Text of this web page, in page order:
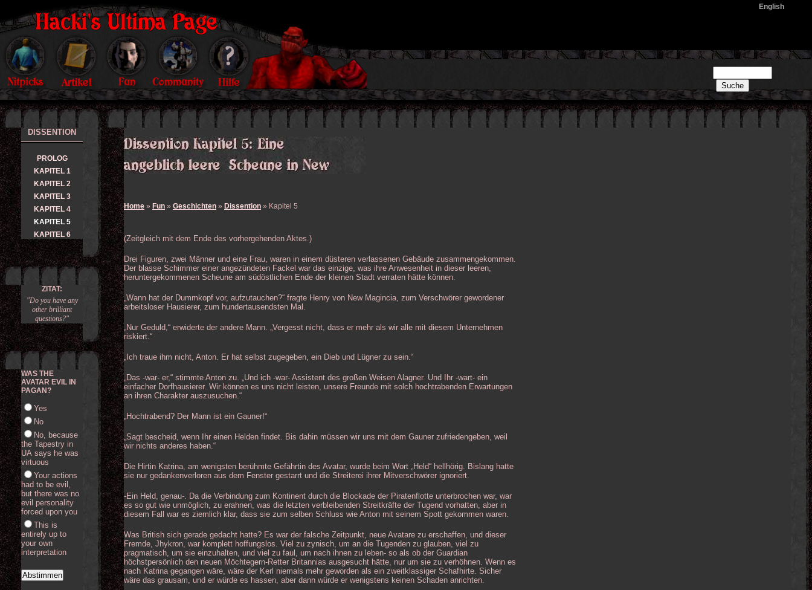
English
Home » Fun » Geschichten » Dissention » Kapitel 5
(Zeitgleich mit dem Ende des vorhergehenden Aktes.)
Drei Figuren, zwei Männer und eine Frau, waren in einem düsteren verlassenen Gebäude zusammengekommen.
Der blasse Schimmer einer angezündeten Fackel war das einzige, was ihre Anwesenheit in dieser leeren,
heruntergekommenen Scheune am südöstlichen Ende der kleinen Stadt verraten hätte können.
„Wann hat der Dummkopf vor, aufzutauchen?“ fragte Henry von New Magincia, zum Verschwörer gewordener
arbeitsloser Hausierer, zum hundertausendsten Mal.
„Nur Geduld,“ erwiderte der andere Mann. „Vergesst nicht, dass er mehr als wir alle mit diesem Unternehmen
riskiert.“
„Ich traue ihm nicht, Anton. Er hat selbst zugegeben, ein Dieb und Lügner zu sein.“
„Das -war- er,“ stimmte Anton zu. „Und ich -war- Assistent des großen Weisen Alagner. Und Ihr -wart- ein
einfacher Dorfhausierer. Wir können es uns nicht leisten, unsere Freunde mit solch hochtrabenden Erwartungen
an ihren Charakter auszusuchen.“
„Hochtrabend? Der Mann ist ein Gauner!“
„Sagt bescheid, wenn Ihr einen Helden findet. Bis dahin müssen wir uns mit dem Gauner zufriedengeben, weil
wir nichts anderes haben.“
Die Hirtin Katrina, am wenigsten berühmte Gefährtin des Avatar, wurde beim Wort „Held“ hellhörig. Bislang hatte
sie nur gedankenverloren aus dem Fenster gestarrt und die Streiterei ihrer Mitverschwörer ignoriert.
-Ein Held, genau-. Da die Verbindung zum Kontinent durch die Blockade der Piratenflotte unterbrochen war, war
es so gut wie unmöglich, zu erahnen, was die letzten verbleibenden Streitkräfte der Tugend vorhatten, aber in
diesem Fall war es ziemlich klar, dass sie zum selben Schluss wie Anton mit seinem Spott gekommen waren.
Was British sich gerade gedacht hatte? Es war der falsche Zeitpunkt, neue Avatare zu erschaffen, und dieser
Fremde, Jhykron, war komplett hoffungslos. Viel zu zynisch, um an die Tugenden zu glauben, viel zu
pragmatisch, um sie einzuhalten, und viel zu faul, um nach ihnen zu leben- so als ob der Guardian
höchstpersönlich den neuen Möchtegern-Retter Britannias ausgesucht hätte, nur um sie zu verhöhnen. Wenn es
nach Katrina gegangen wäre, wäre der Kerl niemals mehr geworden als ein zweitklassiger Schafhirte. Sicher
wäre das grausam, und er würde es hassen, aber dann würde er wenigstens keinen Schaden anrichten.
DISSENTION
PROLOG
KAPITEL 1
KAPITEL 2
KAPITEL 3
KAPITEL 4
KAPITEL 5
KAPITEL 6
ZITAT:
"Do you have any
other brilliant
questions?"
WAS THE
AVATAR EVIL IN
PAGAN?
Yes
No
No, because
the Tapestry in
UA says he was
virtuous
Your actions
had to be evil,
but there was no
evil personality
forced upon you
This is
entirely up to
your own
interpretation